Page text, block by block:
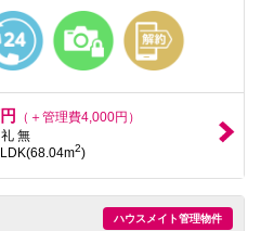
（＋管理費4,000円）
無
2)
ハウスメイト管理物件